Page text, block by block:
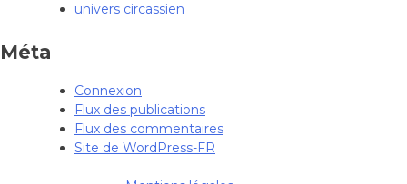
univers circassien
Méta
Connexion
Flux des publications
Flux des commentaires
Site de WordPress-FR